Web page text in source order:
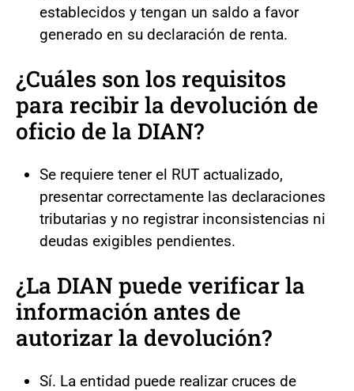
establecidos y tengan un saldo a favor
generado en su declaración de renta.
¿Cuáles son los requisitos
para recibir la devolución de
oficio de la DIAN?
Se requiere tener el RUT actualizado,
presentar correctamente las declaraciones
tributarias y no registrar inconsistencias ni
deudas exigibles pendientes.
¿La DIAN puede verificar la
información antes de
autorizar la devolución?
Sí. La entidad puede realizar cruces de